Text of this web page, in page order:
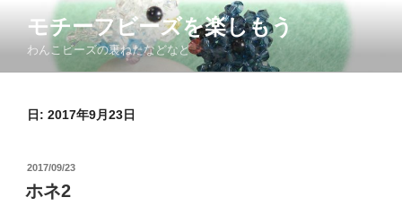
ン
モチーフビーズを楽しもう
わんこビーズの裏ねたなどなど
日: 2017年9月23日
投
稿
日:
2017/09/23
ホネ2